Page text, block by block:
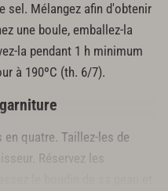
sel. Mélangez afin d'obtenir
une boule, emballez-la
la pendant 1 h minimum
à 190ºC (th. 6/7).
quatre. Taillez-les de
Réservez les